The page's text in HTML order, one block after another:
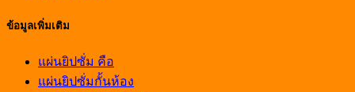
ข้อมูลเพิ่มเติม
แผ่นยิปซั่ม คือ
แผ่นยิปซั่มกั้นห้อง